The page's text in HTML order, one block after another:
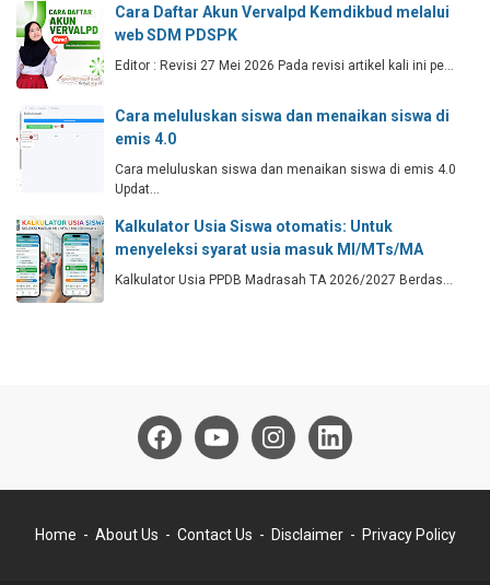
Cara Daftar Akun Vervalpd Kemdikbud melalui
web SDM PDSPK
Editor : Revisi 27 Mei 2026 Pada revisi artikel kali ini pe…
Cara meluluskan siswa dan menaikan siswa di
emis 4.0
Cara meluluskan siswa dan menaikan siswa di emis 4.0
Updat…
Kalkulator Usia Siswa otomatis: Untuk
menyeleksi syarat usia masuk MI/MTs/MA
Kalkulator Usia PPDB Madrasah TA 2026/2027 Berdas…
Home About Us Contact Us Disclaimer Privacy Policy